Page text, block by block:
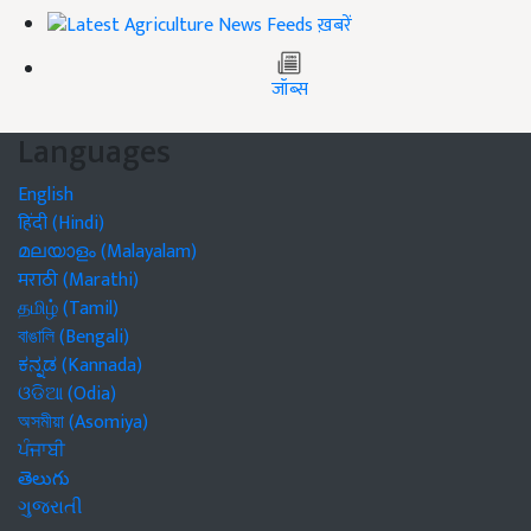
ख़बरें
जॉब्स
Languages
English
हिंदी (Hindi)
മലയാളം (Malayalam)
मराठी (Marathi)
தமிழ் (Tamil)
বাঙালি (Bengali)
ಕನ್ನಡ (Kannada)
ଓଡିଆ (Odia)
অসমীয়া (Asomiya)
ਪੰਜਾਬੀ
తెలుగు
ગુજરાતી